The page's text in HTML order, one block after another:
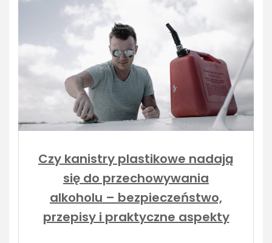
Czy kanistry plastikowe nadają
się do przechowywania
alkoholu – bezpieczeństwo,
przepisy i praktyczne aspekty